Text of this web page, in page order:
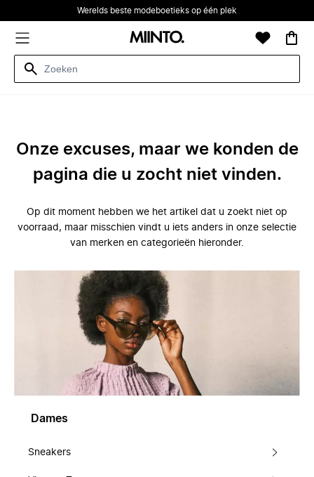
Werelds beste modeboetieks op één plek
Onze excuses, maar we konden de
pagina die u zocht niet vinden.
Op dit moment hebben we het artikel dat u zoekt niet op
voorraad, maar misschien vindt u iets anders in onze selectie
van merken en categorieën hieronder.
Dames
Sneakers